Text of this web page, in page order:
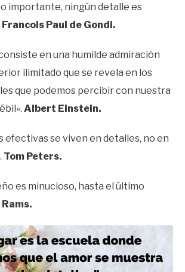
importante, ningún detalle es
Francois Paul de Gondi.
en una humilde admiración
ilimitado que se revela en los
que podemos percibir con nuestra
Albert Einstein.
efectivas se viven en detalles, no en
Tom Peters.
es minucioso, hasta el último